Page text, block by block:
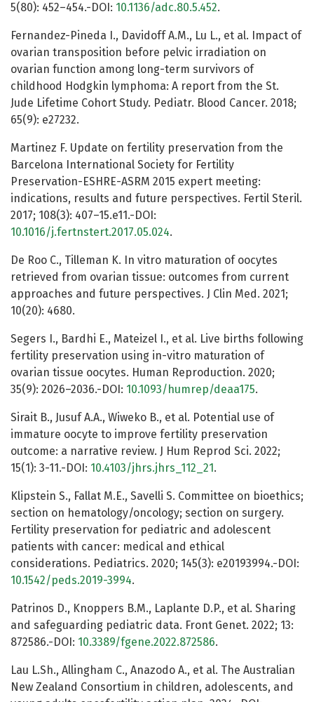
5(80): 452–454.-DOI: 10.1136/adc.80.5.452.
Fernandez-Pineda I., Davidoff A.M., Lu L., et al. Impact of
ovarian transposition before pelvic irradiation on
ovarian function among long-term survivors of
childhood Hodgkin lymphoma: A report from the St.
Jude Lifetime Cohort Study. Pediatr. Blood Cancer. 2018;
65(9): e27232.
Martinez F. Update on fertility preservation from the
Barcelona International Society for Fertility
Preservation-ESHRE-ASRM 2015 expert meeting:
indications, results and future perspectives. Fertil Steril.
2017; 108(3): 407–15.e11.-DOI:
10.1016/j.fertnstert.2017.05.024.
De Roo C., Tilleman K. In vitro maturation of oocytes
retrieved from ovarian tissue: outcomes from current
approaches and future perspectives. J Clin Med. 2021;
10(20): 4680.
Segers I., Bardhi E., Mateizel I., et al. Live births following
fertility preservation using in-vitro maturation of
ovarian tissue oocytes. Human Reproduction. 2020;
35(9): 2026–2036.-DOI: 10.1093/humrep/deaa175.
Sirait B., Jusuf A.A., Wiweko B., et al. Potential use of
immature oocyte to improve fertility preservation
outcome: a narrative review. J Hum Reprod Sci. 2022;
15(1): 3-11.-DOI: 10.4103/jhrs.jhrs_112_21 .
Klipstein S., Fallat M.E., Savelli S. Committee on bioethics;
section on hematology/oncology; section on surgery.
Fertility preservation for pediatric and adolescent
patients with cancer: medical and ethical
considerations. Pediatrics. 2020; 145(3): e20193994.-DOI:
10.1542/peds.2019-3994.
Patrinos D., Knoppers B.M., Laplante D.P., et al. Sharing
and safeguarding pediatric data. Front Genet. 2022; 13:
872586.-DOI: 10.3389/fgene.2022.872586.
Lau L.Sh., Allingham C., Anazodo A., et al. The Australian
New Zealand Consortium in children, adolescents, and